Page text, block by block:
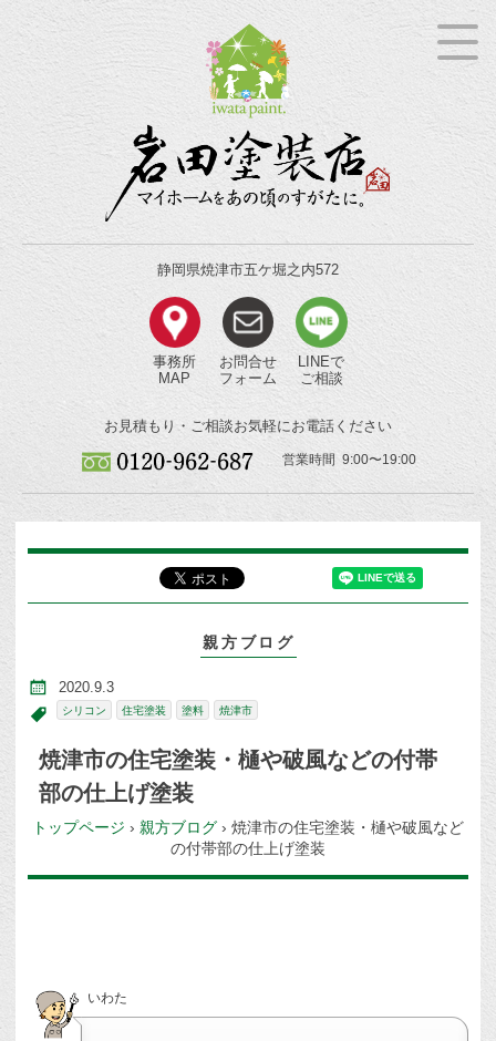
静岡県焼津市五ケ堀之内572
事務所
MAP
お問合せ
フォーム
LINEで
ご相談
お見積もり・ご相談お気軽にお電話ください
営業時間 9:00〜19:00
親方ブログ
2020.9.3
シリコン 住宅塗装 塗料 焼津市
焼津市の住宅塗装・樋や破風などの付帯
部の仕上げ塗装
トップページ › 親方ブログ › 焼津市の住宅塗装・樋や破風など
の付帯部の仕上げ塗装
いわた